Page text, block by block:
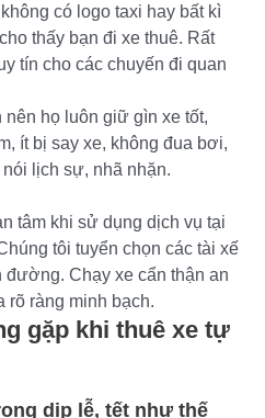
có logo taxi hay bất kì
thấy bạn đi xe thuê. Rất
tín cho các chuyến đi quan
nên họ luôn giữ gìn xe tốt,
ít bị say xe, không đua bơi,
lịch sự, nhã nhặn.
tâm khi sử dụng dịch vụ tại
tôi tuyển chọn các tài xế
đường. Chạy xe cẩn thận an
rõ ràng minh bạch.
gặp khi thuê xe tự
dịp lễ, tết như thế